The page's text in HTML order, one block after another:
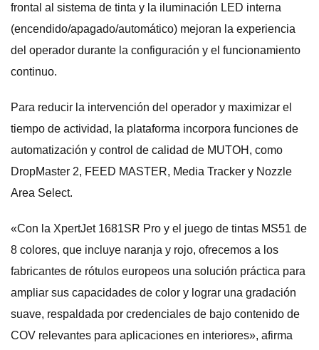
frontal al sistema de tinta y la iluminación LED interna
(encendido/apagado/automático) mejoran la experiencia
del operador durante la configuración y el funcionamiento
continuo.
Para reducir la intervención del operador y maximizar el
tiempo de actividad, la plataforma incorpora funciones de
automatización y control de calidad de MUTOH, como
DropMaster 2, FEED MASTER, Media Tracker y Nozzle
Area Select.
«Con la XpertJet 1681SR Pro y el juego de tintas MS51 de
8 colores, que incluye naranja y rojo, ofrecemos a los
fabricantes de rótulos europeos una solución práctica para
ampliar sus capacidades de color y lograr una gradación
suave, respaldada por credenciales de bajo contenido de
COV relevantes para aplicaciones en interiores», afirma